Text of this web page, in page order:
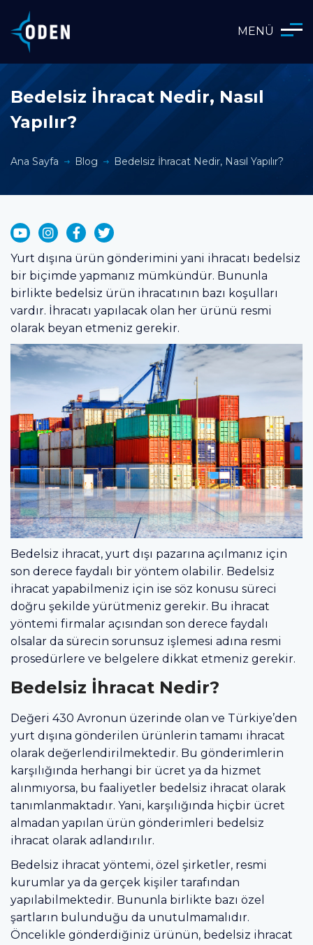
MENÜ
Bedelsiz İhracat Nedir, Nasıl
Yapılır?
Ana Sayfa Blog Bedelsiz İhracat Nedir, Nasıl Yapılır?
Yurt dışına ürün gönderimini yani ihracatı bedelsiz
bir biçimde yapmanız mümkündür. Bununla
birlikte bedelsiz ürün ihracatının bazı koşulları
vardır. İhracatı yapılacak olan her ürünü resmi
olarak beyan etmeniz gerekir.
Bedelsiz ihracat, yurt dışı pazarına açılmanız için
son derece faydalı bir yöntem olabilir. Bedelsiz
ihracat yapabilmeniz için ise söz konusu süreci
doğru şekilde yürütmeniz gerekir. Bu ihracat
yöntemi firmalar açısından son derece faydalı
olsalar da sürecin sorunsuz işlemesi adına resmi
prosedürlere ve belgelere dikkat etmeniz gerekir.
Bedelsiz İhracat Nedir?
Değeri 430 Avronun üzerinde olan ve Türkiye’den
yurt dışına gönderilen ürünlerin tamamı ihracat
olarak değerlendirilmektedir. Bu gönderimlerin
karşılığında herhangi bir ücret ya da hizmet
alınmıyorsa, bu faaliyetler bedelsiz ihracat olarak
tanımlanmaktadır. Yani, karşılığında hiçbir ücret
almadan yapılan ürün gönderimleri bedelsiz
ihracat olarak adlandırılır.
Bedelsiz ihracat yöntemi, özel şirketler, resmi
kurumlar ya da gerçek kişiler tarafından
yapılabilmektedir. Bununla birlikte bazı özel
şartların bulunduğu da unutulmamalıdır.
Öncelikle gönderdiğiniz ürünün, bedelsiz ihracat